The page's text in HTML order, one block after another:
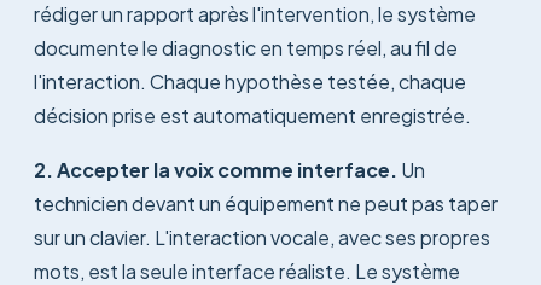
rédiger un rapport après l'intervention, le système
documente le diagnostic en temps réel, au fil de
l'interaction. Chaque hypothèse testée, chaque
décision prise est automatiquement enregistrée.
2. Accepter la voix comme interface. Un
technicien devant un équipement ne peut pas taper
sur un clavier. L'interaction vocale, avec ses propres
mots, est la seule interface réaliste. Le système